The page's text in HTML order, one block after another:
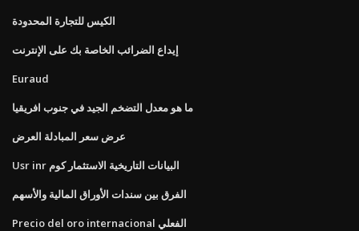
الكيس للتجارة المحدودة
إيداع الضرائب الخاصة بك على الإنترنت
Euraud
ما هو معدل التضخم الجيد في جنوب افريقيا
عرض سعر المبادلة العرض
Usr inr البيانات التاريخية الاستثمار كوم
الفرق بين سندات الأوراق المالية والأسهم
Precio del oro internacional الفعلي